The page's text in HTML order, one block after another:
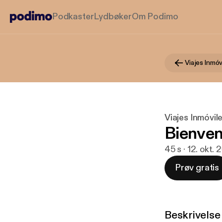
PodkasterLydbøkerOm Podimo
Viajes
Viajes
45 s · 12. okt.
Prøv gratis
Beskrivelse